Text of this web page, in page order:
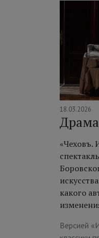
18.03.2026
«Чеховъ.
какого
Версией